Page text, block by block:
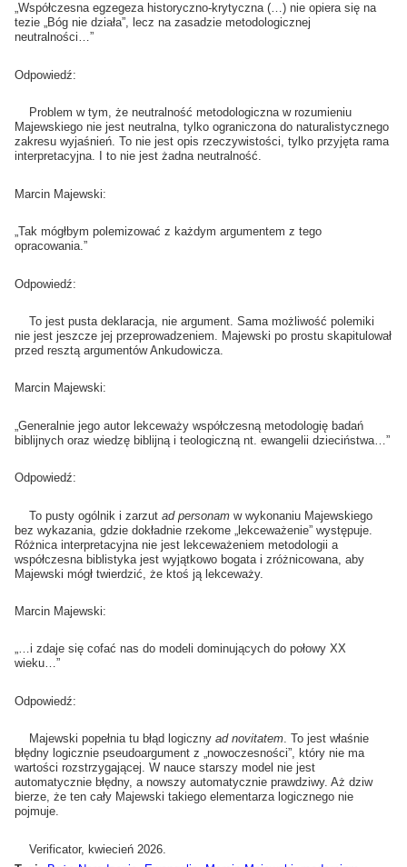
„Współczesna egzegeza historyczno-krytyczna (…) nie opiera się na
tezie „Bóg nie działa”, lecz na zasadzie metodologicznej
neutralności…”
Odpowiedź:
Problem w tym, że neutralność metodologiczna w rozumieniu
Majewskiego nie jest neutralna, tylko ograniczona do naturalistycznego
zakresu wyjaśnień. To nie jest opis rzeczywistości, tylko przyjęta rama
interpretacyjna. I to nie jest żadna neutralność.
Marcin Majewski:
„Tak mógłbym polemizować z każdym argumentem z tego
opracowania.”
Odpowiedź:
To jest pusta deklaracja, nie argument. Sama możliwość polemiki
nie jest jeszcze jej przeprowadzeniem. Majewski po prostu skapitulował
przed resztą argumentów Ankudowicza.
Marcin Majewski:
„Generalnie jego autor lekceważy współczesną metodologię badań
biblijnych oraz wiedzę biblijną i teologiczną nt. ewangelii dzieciństwa…”
Odpowiedź:
To pusty ogólnik i zarzutad personam w wykonaniu Majewskiego
bez wykazania, gdzie dokładnie rzekome „lekceważenie” występuje.
Różnica interpretacyjna nie jest lekceważeniem metodologii a
współczesna biblistyka jest wyjątkowo bogata i zróżnicowana, aby
Majewski mógł twierdzić, że ktoś ją lekceważy.
Marcin Majewski:
„…i zdaje się cofać nas do modeli dominujących do połowy XX
wieku…”
Odpowiedź:
Majewski popełnia tu błąd logicznyad novitatem. To jest właśnie
błędny logicznie pseudoargument z „nowoczesności”, który nie ma
wartości rozstrzygającej. W nauce starszy model nie jest
automatycznie błędny, a nowszy automatycznie prawdziwy. Aż dziw
bierze, że ten cały Majewski takiego elementarza logicznego nie
pojmuje.
Verificator, kwiecień 2026.